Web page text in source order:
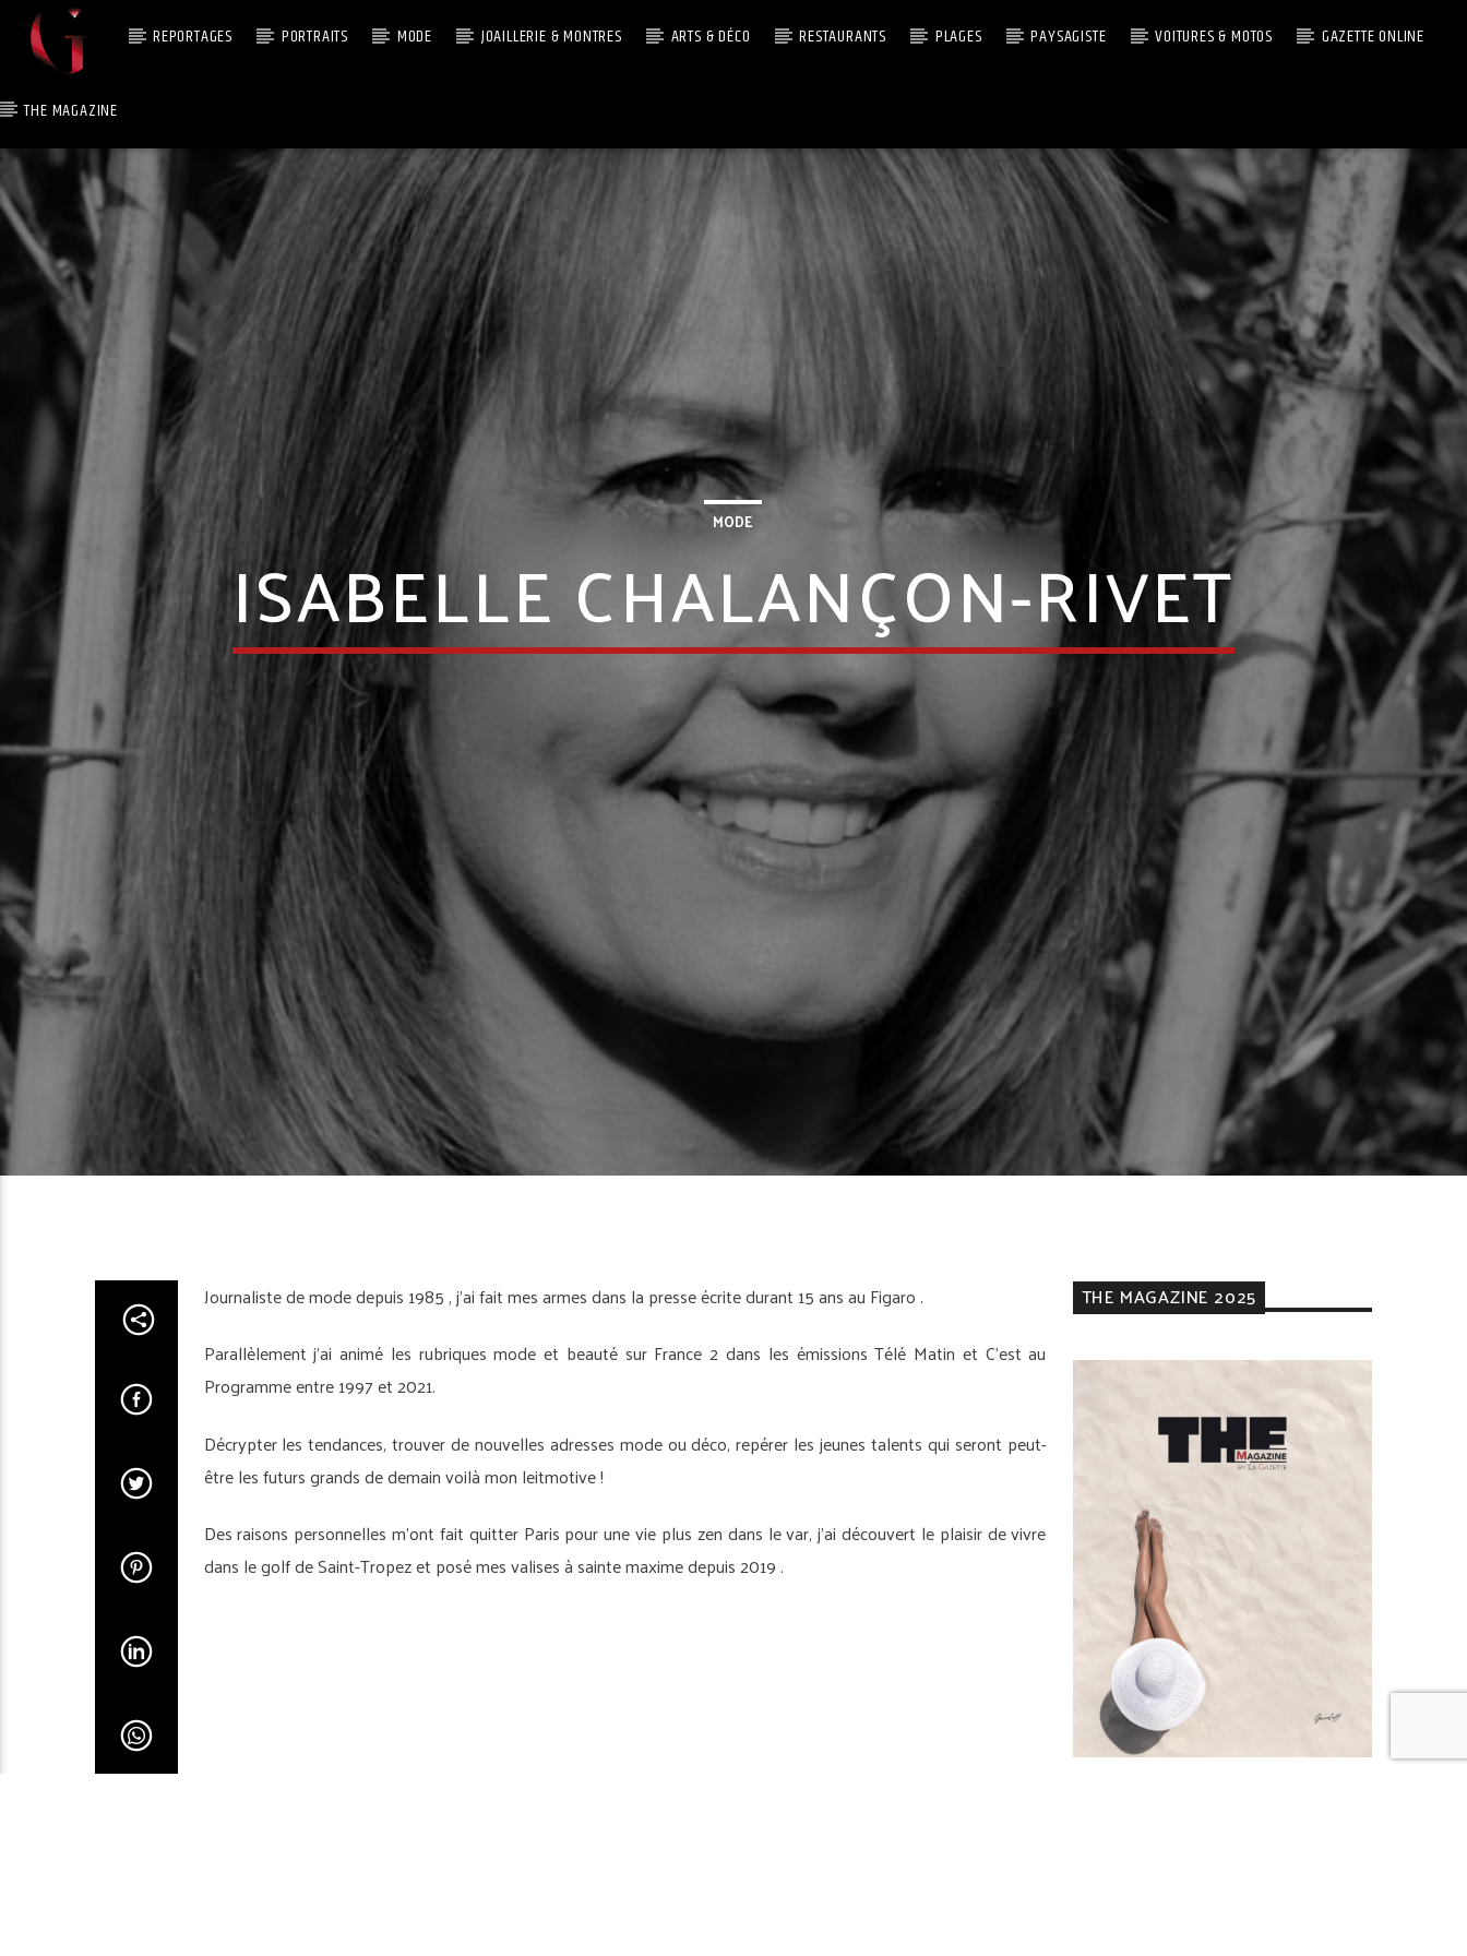
REPORTAGES PORTRAITS MODE JOAILLERIE & MONTRES ARTS & DÉCO RESTAURANTS PLAGES PAYSAGISTE VOITURES & MOTOS GAZETTE ONLINE
THE MAGAZINE
MODE
ISABELLE CHALANÇON-RIVET
Journaliste de mode depuis 1985 , j’ai fait mes armes dans la presse écrite durant 15 ans au Figaro .
Parallèlement j’ai animé les rubriques mode et beauté sur France 2 dans les émissions Télé Matin et C’est au
Programme entre 1997 et 2021.
Décrypter les tendances, trouver de nouvelles adresses mode ou déco, repérer les jeunes talents qui seront peut-
être les futurs grands de demain voilà mon leitmotive !
Des raisons personnelles m’ont fait quitter Paris pour une vie plus zen dans le var, j’ai découvert le plaisir de vivre
dans le golf de Saint-Tropez et posé mes valises à sainte maxime depuis 2019 .
THE MAGAZINE 2025